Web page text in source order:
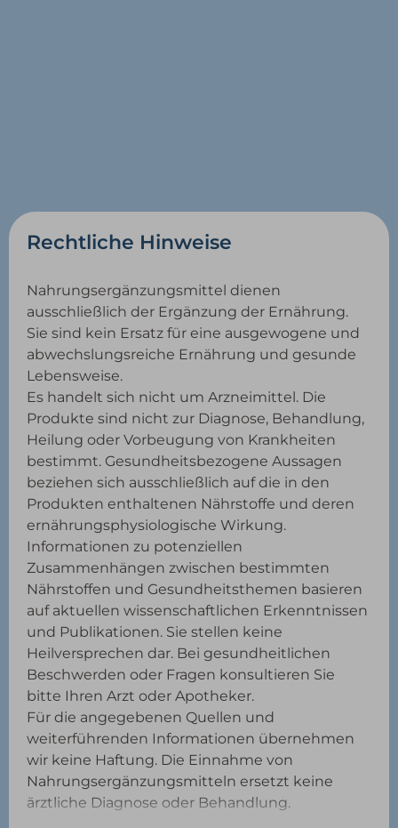
Rechtliche Hinweise
Nahrungsergänzungsmittel dienen
ausschließlich der Ergänzung der Ernährung.
Sie sind kein Ersatz für eine ausgewogene und
abwechslungsreiche Ernährung und gesunde
Lebensweise.
Es handelt sich nicht um Arzneimittel. Die
Produkte sind nicht zur Diagnose, Behandlung,
Heilung oder Vorbeugung von Krankheiten
bestimmt. Gesundheitsbezogene Aussagen
beziehen sich ausschließlich auf die in den
Produkten enthaltenen Nährstoffe und deren
ernährungsphysiologische Wirkung.
Informationen zu potenziellen
Zusammenhängen zwischen bestimmten
Nährstoffen und Gesundheitsthemen basieren
auf aktuellen wissenschaftlichen Erkenntnissen
und Publikationen. Sie stellen keine
Heilversprechen dar. Bei gesundheitlichen
Beschwerden oder Fragen konsultieren Sie
bitte Ihren Arzt oder Apotheker.
Für die angegebenen Quellen und
weiterführenden Informationen übernehmen
wir keine Haftung. Die Einnahme von
Nahrungsergänzungsmitteln ersetzt keine
ärztliche Diagnose oder Behandlung.